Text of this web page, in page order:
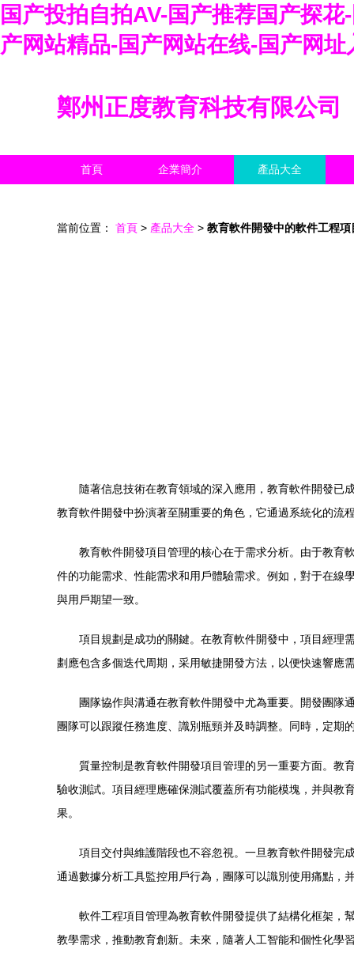
国产投拍自拍AV-国产推荐国产探
产网站精品-国产网站在线-国产网
鄭州正度教育科技有限公司
首頁 企業簡介 產品大全
當前位置： 首頁 > 產品大全 > 教育軟件開發中的軟件工程項
隨著信息技術在教育領域的深入應用，教育軟件開發已
教育軟件開發中扮演著至關重要的角色，它通過系統化的流
教育軟件開發項目管理的核心在于需求分析。由于教育
件的功能需求、性能需求和用戶體驗需求。例如，對于在線
與用戶期望一致。
項目規劃是成功的關鍵。在教育軟件開發中，項目經理
劃應包含多個迭代周期，采用敏捷開發方法，以便快速響應
團隊協作與溝通在教育軟件開發中尤為重要。開發團隊
團隊可以跟蹤任務進度、識別瓶頸并及時調整。同時，定期
質量控制是教育軟件開發項目管理的另一重要方面。教
驗收測試。項目經理應確保測試覆蓋所有功能模塊，并與教
果。
項目交付與維護階段也不容忽視。一旦教育軟件開發完
通過數據分析工具監控用戶行為，團隊可以識別使用痛點，
軟件工程項目管理為教育軟件開發提供了結構化框架，
教學需求，推動教育創新。未來，隨著人工智能和個性化學